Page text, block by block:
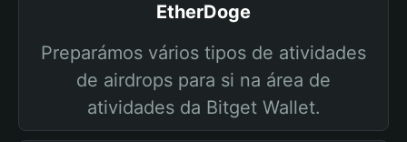
EtherDoge
Preparámos vários tipos de atividades
de airdrops para si na área de
atividades da Bitget Wallet.